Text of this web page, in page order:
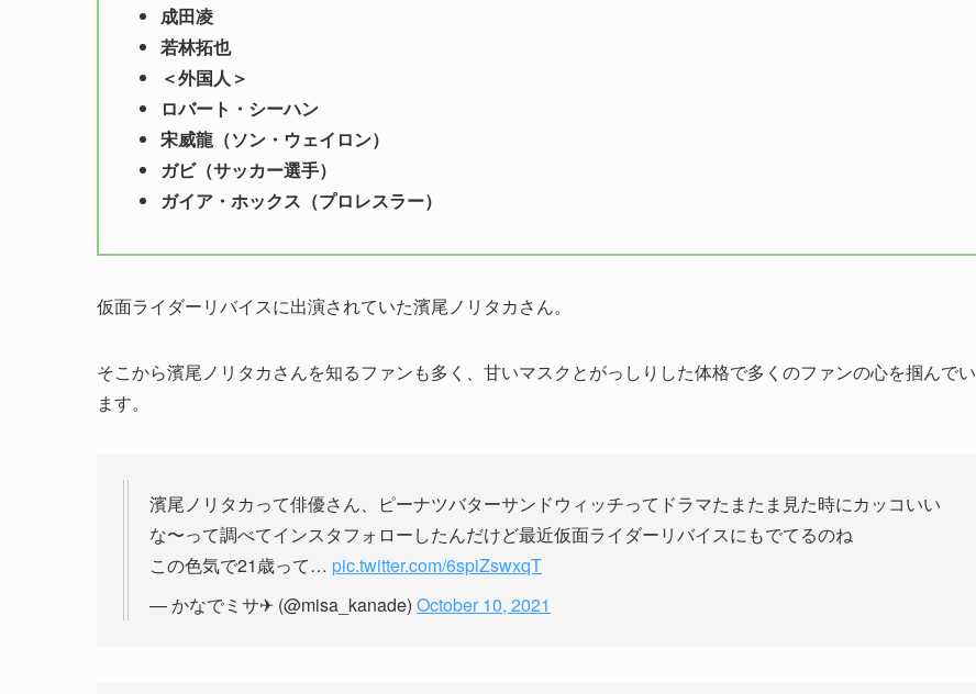
成田凌
若林拓也
＜外国人＞
ロバート・シーハン
宋威龍（ソン・ウェイロン）
ガビ（サッカー選手）
ガイア・ホックス（プロレスラー）
仮面ライダーリバイスに出演されていた濱尾ノリタカさん。
そこから濱尾ノリタカさんを知るファンも多く、甘いマスクとがっしりした体格で多くのファンの心を掴んでい
ます。
濱尾ノリタカって俳優さん、ピーナツバターサンドウィッチってドラマたまたま見た時にカッコいい
な〜って調べてインスタフォローしたんだけど最近仮面ライダーリバイスにもでてるのね
この色気で21歳って… pic.twitter.com/6spiZswxqT
— かなでミサ✈︎ (@misa_kanade) October 10, 2021